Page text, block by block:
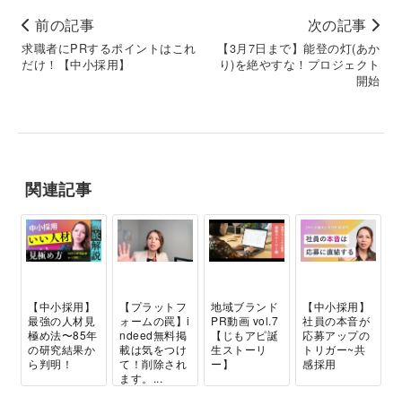
前の記事
求職者にPRするポイントはこれ
だけ！【中小採用】
次の記事
【3月7日まで】能登の灯(あか
り)を絶やすな！プロジェクト
開始
関連記事
【中小採用】
最強の人材見
極め法〜85年
の研究結果か
ら判明！
【プラットフ
ォームの罠】i
ndeed無料掲
載は気をつけ
て！削除され
ます。...
地域ブランド
PR動画 vol.7
【じもアピ誕
生ストーリ
ー】
【中小採用】
社員の本音が
応募アップの
トリガー~共
感採用